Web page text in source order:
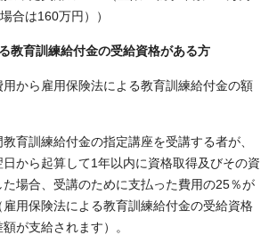
合は160万円））
教育訓練給付金の受給資格がある方
用から雇用保険法による教育訓練給付金の額
育訓練給付金の指定講座を受講する者が、
から起算して1年以内に資格取得及びその資
場合、受講のために支払った費用の25％が
用保険法による教育訓練給付金の受給資格
が支給されます）。